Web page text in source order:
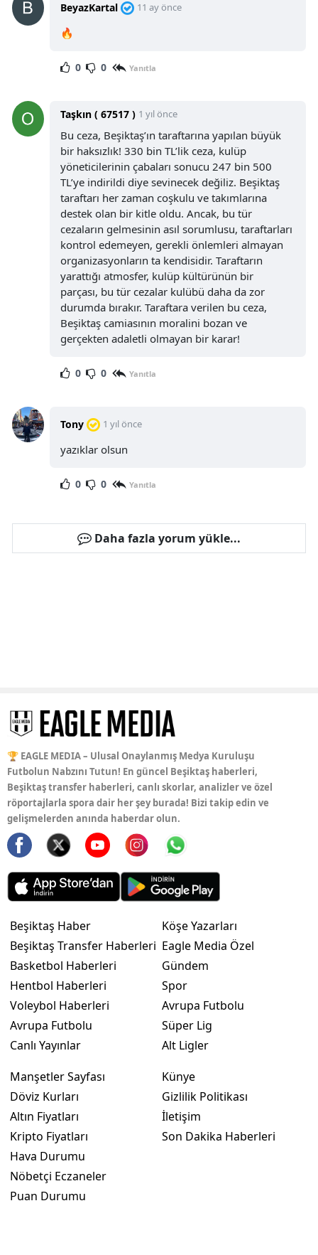
BeyazKartal 11 ay önce
🔥
0 0 Yanıtla
Taşkın ( 67517 ) 1 yıl önce
Bu ceza, Beşiktaş’ın taraftarına yapılan büyük
bir haksızlık! 330 bin TL’lik ceza, kulüp
yöneticilerinin çabaları sonucu 247 bin 500
TL’ye indirildi diye sevinecek değiliz. Beşiktaş
taraftarı her zaman coşkulu ve takımlarına
destek olan bir kitle oldu. Ancak, bu tür
cezaların gelmesinin asıl sorumlusu, taraftarları
kontrol edemeyen, gerekli önlemleri almayan
organizasyonların ta kendisidir. Taraftarın
yarattığı atmosfer, kulüp kültürünün bir
parçası, bu tür cezalar kulübü daha da zor
durumda bırakır. Taraftara verilen bu ceza,
Beşiktaş camiasının moralini bozan ve
gerçekten adaletli olmayan bir karar!
0 0 Yanıtla
Tony 1 yıl önce
yazıklar olsun
0 0 Yanıtla
Daha fazla yorum yükle...
🏆 EAGLE MEDIA – Ulusal Onaylanmış Medya Kuruluşu
Futbolun Nabzını Tutun! En güncel Beşiktaş haberleri,
Beşiktaş transfer haberleri, canlı skorlar, analizler ve özel
röportajlarla spora dair her şey burada! Bizi takip edin ve
gelişmelerden anında haberdar olun.
Beşiktaş Haber
Beşiktaş Transfer Haberleri
Basketbol Haberleri
Hentbol Haberleri
Voleybol Haberleri
Avrupa Futbolu
Canlı Yayınlar
Köşe Yazarları
Eagle Media Özel
Gündem
Spor
Avrupa Futbolu
Süper Lig
Alt Ligler
Manşetler Sayfası
Döviz Kurları
Altın Fiyatları
Kripto Fiyatları
Hava Durumu
Nöbetçi Eczaneler
Puan Durumu
Künye
Gizlilik Politikası
İletişim
Son Dakika Haberleri